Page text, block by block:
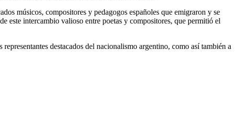
músicos, compositores y pedagogos españoles que emigraron y se
este intercambio valioso entre poetas y compositores, que permitió el
destacados del nacionalismo argentino, como así también a